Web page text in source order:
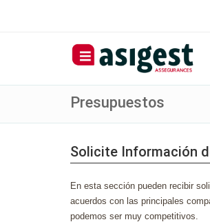
Presupuestos
Solicite Información
En esta sección pueden recibir
acuerdos con las principales
podemos ser muy competitivos.